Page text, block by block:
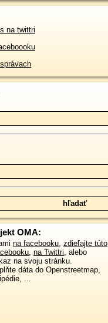
na twittri
OMA:
na facebooku, zdieľajte túto
, na Twittri, alebo
na svoju stránku.
dáta do Openstreetmap,
...